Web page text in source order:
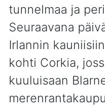
tunnelmaa ja
Seuraavana
Irlannin
kohti Corkia,
kuuluisaan